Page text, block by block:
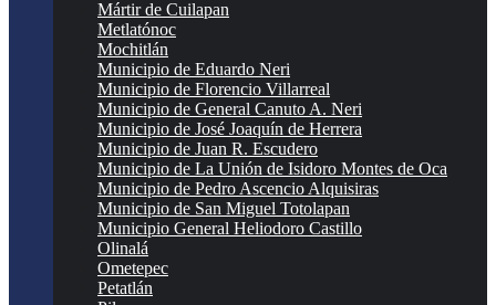
Mártir de Cuilapan
Metlatónoc
Mochitlán
Municipio de Eduardo Neri
Municipio de Florencio Villarreal
Municipio de General Canuto A. Neri
Municipio de José Joaquín de Herrera
Municipio de Juan R. Escudero
Municipio de La Unión de Isidoro Montes de Oca
Municipio de Pedro Ascencio Alquisiras
Municipio de San Miguel Totolapan
Municipio General Heliodoro Castillo
Olinalá
Ometepec
Petatlán